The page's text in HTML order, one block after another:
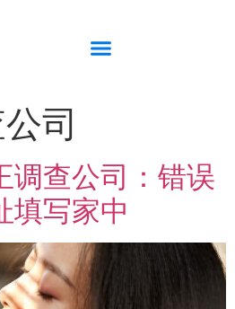
司
调查公司：错误
填写家中